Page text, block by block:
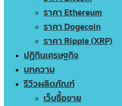
ราคา Ethereum
ราคา Dogecoin
ราคา Ripple (XRP)
ปฏิทินเศรษฐกิจ
บทความ
รีวิวผลิตภัณฑ์
เว็บซื้อขาย